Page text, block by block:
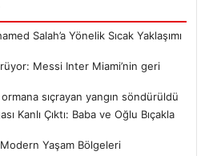
Salah’a Yönelik Sıcak Yaklaşımı
Messi Inter Miami’nin geri
sıçrayan yangın söndürüldü
Kanlı Çıktı: Baba ve Oğlu Bıçakla
Yaşam Bölgeleri